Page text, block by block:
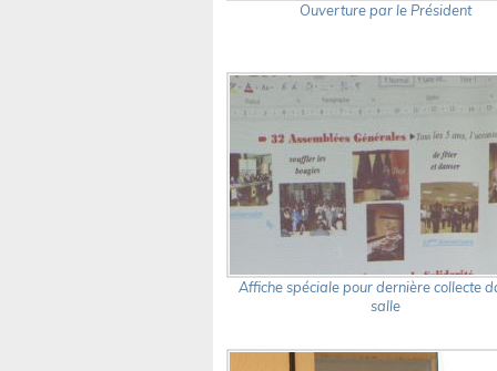
Ouverture par le Président
Affiche spéciale pour dernière collecte
salle